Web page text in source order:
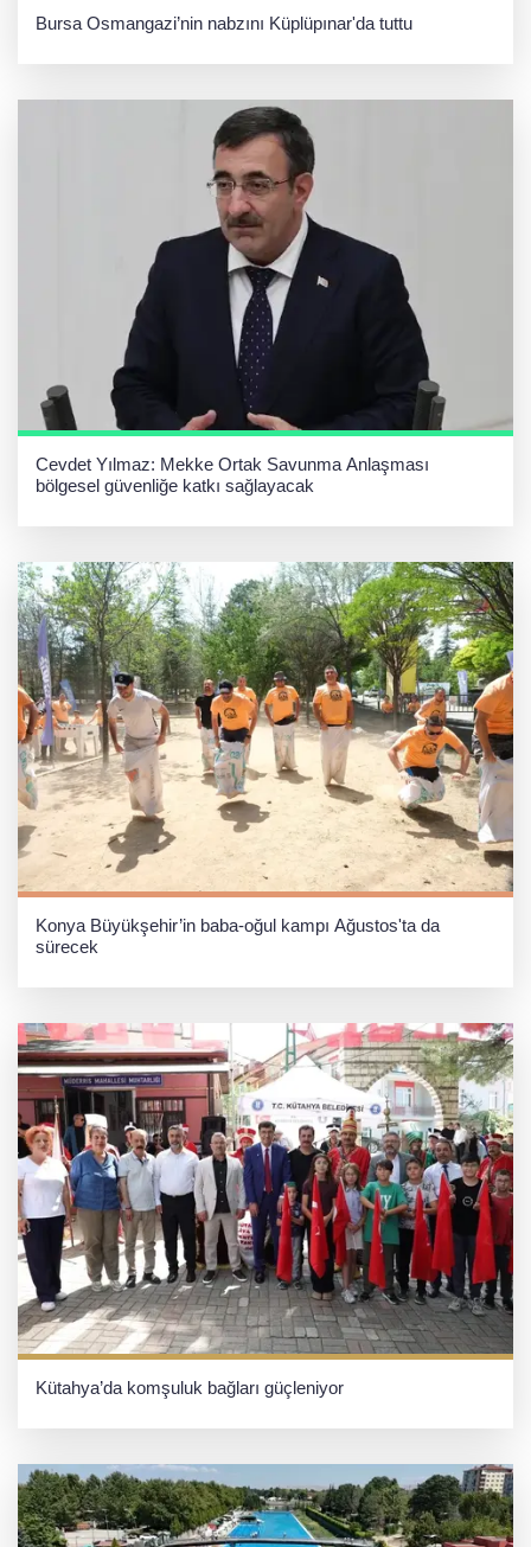
Bursa Osmangazi’nin nabzını Küplüpınar'da tuttu
Cevdet Yılmaz: Mekke Ortak Savunma Anlaşması
bölgesel güvenliğe katkı sağlayacak
Konya Büyükşehir’in baba-oğul kampı Ağustos'ta da
sürecek
Kütahya’da komşuluk bağları güçleniyor